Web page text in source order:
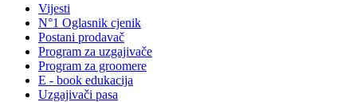
Vijesti
N°1 Oglasnik cjenik
Postani prodavač
Program za uzgajivače
Program za groomere
E - book edukacija
Uzgajivači pasa